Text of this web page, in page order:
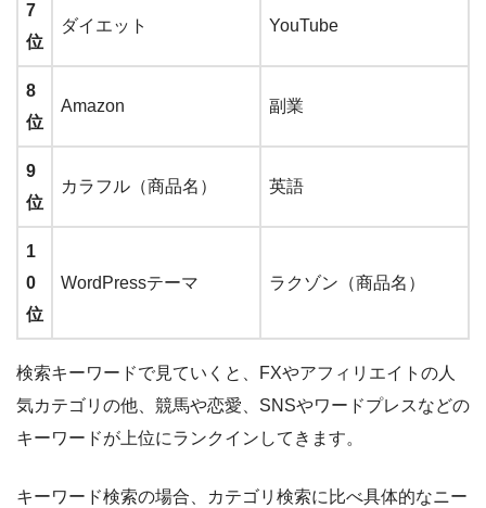
7
位
ダイエット YouTube
8
位
Amazon 副業
9
位
カラフル（商品名） 英語
1
0
位
WordPressテーマ ラクゾン（商品名）
検索キーワードで見ていくと、
FXやアフィリエイトの人
気カテゴリの他、競馬や恋愛、SNSやワードプレスなどの
キーワードが上位にランクイン してきます。
キーワード検索の場合、
カテゴリ検索に比べ具体的なニー